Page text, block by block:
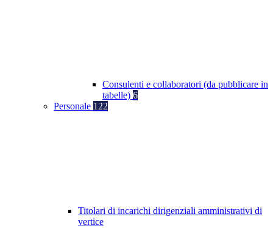
Consulenti e collaboratori (da pubblicare in
tabelle) 6
Personale 122
Titolari di incarichi dirigenziali amministrativi di
vertice